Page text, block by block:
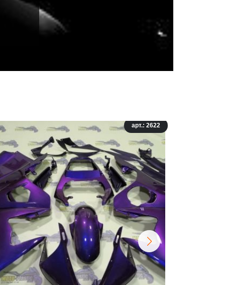
арт.: 2622